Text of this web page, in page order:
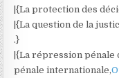
|{La protection des
|{La question de la
.}
|{La répression
pénale internationale,